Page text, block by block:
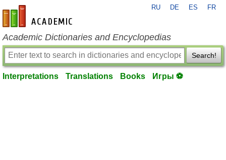
en-academic.com
RU DE ES FR
Academic Dictionaries and Encyclopedias
Search!
Interpretations Translations Books Игры ⚽